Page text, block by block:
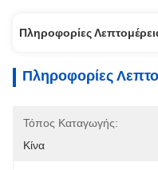
Πληροφορίες
Πληροφορίες
Τόπος Καταγωγής:
Κίνα